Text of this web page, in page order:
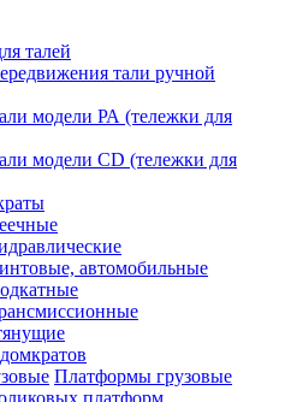
талей
тали ручной
модели РА (тележки для
модели CD (тележки для
автомобильные
Платформы грузовые
платформ